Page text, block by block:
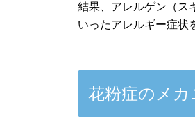
結果、アレルゲン（ス
いったアレルギー症状
花粉症のメカ